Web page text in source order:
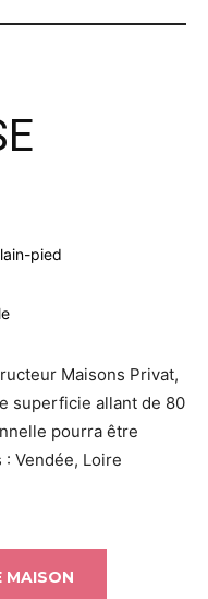
pied
Maisons Privat,
superficie allant de 80
pourra être
Vendée, Loire
MAISON